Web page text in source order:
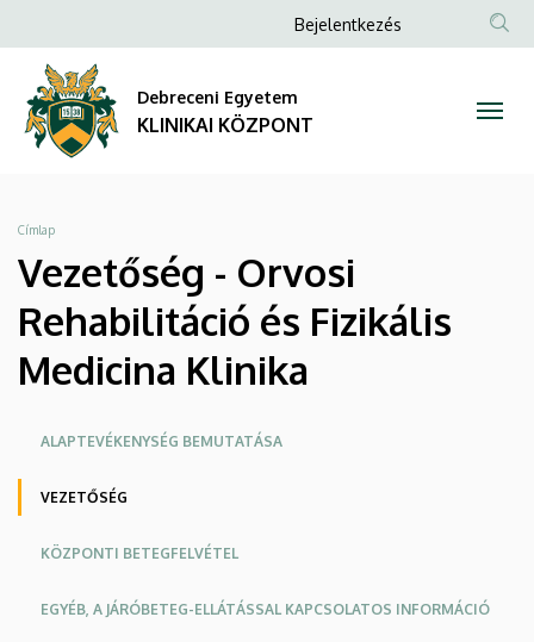
Orvosi
Rehabilitáció
és
Fizikális
Medicina
Klinika
KÖZPONT
a
tartalomra
Anonim
fiók
menüje
Bejelentkezés
Debreceni Egyetem
KLINIKAI KÖZPONT
Morzsa
Címlap
Vezetőség - Orvosi
Rehabilitáció és Fizikális
Medicina Klinika
Oldalmenü
KK
ALAPTEVÉKENYSÉG BEMUTATÁSA
VEZETŐSÉG
KÖZPONTI BETEGFELVÉTEL
EGYÉB, A JÁRÓBETEG-ELLÁTÁSSAL KAPCSOLATOS INFORMÁCIÓ